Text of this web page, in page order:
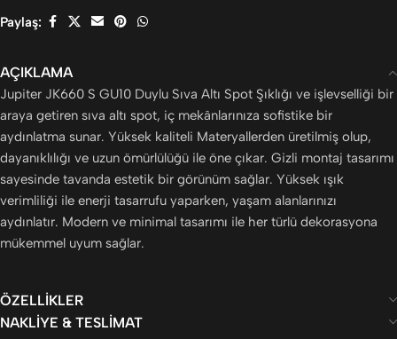
Paylaş:
AÇIKLAMA
Jupiter JK660 S GU10 Duylu Sıva Altı Spot Şıklığı ve işlevselliği bir
araya getiren sıva altı spot, iç mekânlarınıza sofistike bir
aydınlatma sunar. Yüksek kaliteli Materyallerden üretilmiş olup,
dayanıklılığı ve uzun ömürlülüğü ile öne çıkar. Gizli montaj tasarımı
sayesinde tavanda estetik bir görünüm sağlar. Yüksek ışık
verimliliği ile enerji tasarrufu yaparken, yaşam alanlarınızı
aydınlatır. Modern ve minimal tasarımı ile her türlü dekorasyona
mükemmel uyum sağlar.
ÖZELLIKLER
NAKLIYE & TESLIMAT